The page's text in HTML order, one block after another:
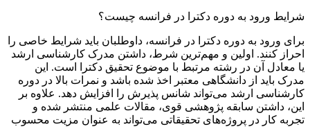
شرایط ورود به دوره دکترا در فرانسه چیست؟
برای ورود به دوره دکترا در فرانسه، داوطلبان باید شرایط خاصی را
احراز کنند. اولین و مهم‌ترین شرط، داشتن مدرک کارشناسی ارشد
یا معادل آن در رشته مرتبط با موضوع تحقیق دکترا است. این
مدرک باید از دانشگاهی معتبر اخذ شده باشد و نمرات بالا در دوره
کارشناسی ارشد می‌تواند شانس پذیرش را افزایش دهد. علاوه بر
این، داشتن سابقه پژوهشی قوی، مقالات علمی منتشر شده و
تجربه کار در پروژه‌های تحقیقاتی می‌تواند به عنوان مزیت محسوب